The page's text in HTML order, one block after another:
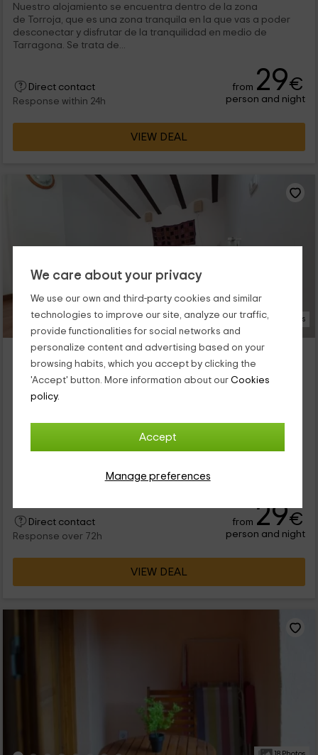
We care about your privacy
We use our own and third-party cookies and similar
technologies to improve our site, analyze our traffic,
provide functionalities for social networks and
personalize content and advertising based on your
browsing habits, which you accept by clicking the
'Accept' button. More information about our Cookies
policy.
Accept
Manage preferences
Nuestro alojamiento se encuentra dentro de la zona
de Torroja, que es una zona tranquila en la que vas a poder
desconectar y disfrutar de la tranquilidad en medio de
Tarragona. Se trata de...
Direct contact
Response within 24h
from 29€
person and night
VIEW DEAL
15 Photos
Cal Viola- Groc
Torroja Del Priorat, Tarragona
0 reviews
Full Rental
4 people
1 bathrooms
Nuestro alojamiento se encuentra en una de las poblaciones
de Tarragona, donde vas a poder desconectar dentro del
Direct contact
Response over 72h
from 29€
person and night
VIEW DEAL